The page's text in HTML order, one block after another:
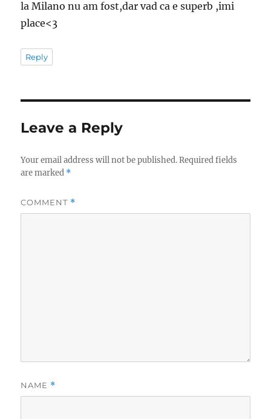
la Milano nu am fost,dar vad ca e superb ,imi
place<3
Reply
Leave a Reply
Your email address will not be published. Required fields
are marked *
COMMENT *
NAME *